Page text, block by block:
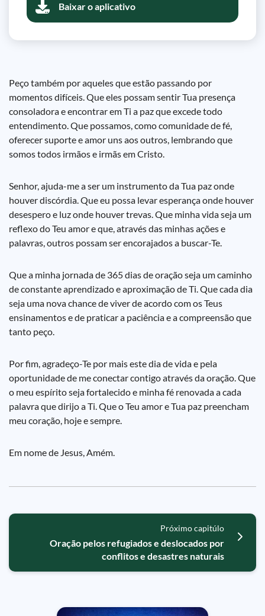
Baixar o aplicativo
Peço também por aqueles que estão passando por
momentos difíceis. Que eles possam sentir Tua presença
consoladora e encontrar em Ti a paz que excede todo
entendimento. Que possamos, como comunidade de fé,
oferecer suporte e amor uns aos outros, lembrando que
somos todos irmãos e irmãs em Cristo.
Senhor, ajuda-me a ser um instrumento da Tua paz onde
houver discórdia. Que eu possa levar esperança onde houver
desespero e luz onde houver trevas. Que minha vida seja um
reflexo do Teu amor e que, através das minhas ações e
palavras, outros possam ser encorajados a buscar-Te.
Que a minha jornada de 365 dias de oração seja um caminho
de constante aprendizado e aproximação de Ti. Que cada dia
seja uma nova chance de viver de acordo com os Teus
ensinamentos e de praticar a paciência e a compreensão que
tanto peço.
Por fim, agradeço-Te por mais este dia de vida e pela
oportunidade de me conectar contigo através da oração. Que
o meu espírito seja fortalecido e minha fé renovada a cada
palavra que dirijo a Ti. Que o Teu amor e Tua paz preencham
meu coração, hoje e sempre.
Em nome de Jesus, Amém.
Próximo capitúlo
Oração pelos refugiados e deslocados por
conflitos e desastres naturais